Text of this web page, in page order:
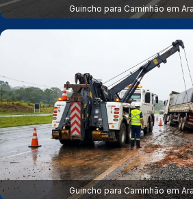
Guincho para Caminhão em
Guincho para Caminhão em